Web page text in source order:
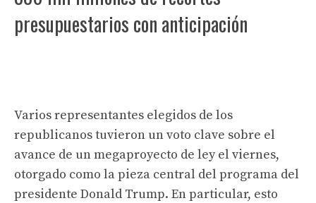
presupuestarios con anticipación
Varios representantes elegidos de los
republicanos tuvieron un voto clave sobre el
avance de un megaproyecto de ley el viernes,
otorgado como la pieza central del programa del
presidente Donald Trump. En particular, esto